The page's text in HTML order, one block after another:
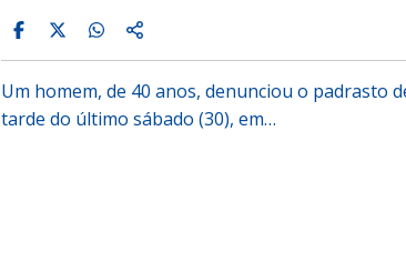
Um homem, de 40 anos, denunciou o padrasto
tarde do último sábado (30), em…